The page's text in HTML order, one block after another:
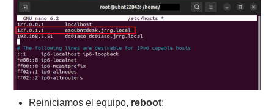
Reiniciamos el equipo, reboot: